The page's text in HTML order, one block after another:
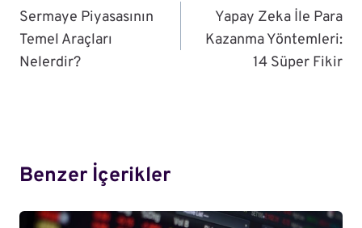
Gezinmesi
Sermaye Piyasasının
Temel Araçları
Nelerdir?
Yapay Zeka İle Para
Kazanma Yöntemleri:
14 Süper Fikir
Benzer İçerikler